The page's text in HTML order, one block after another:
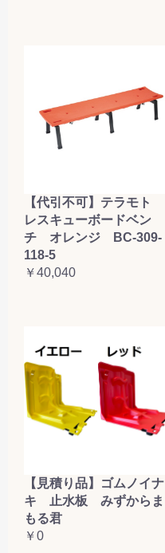
【代引不可】テラモト
レスキューボードベン
チ オレンジ BC-309-
118-5
￥40,040
【見積り品】ゴムノイナ
キ 止水板 みずからま
もる君
￥0